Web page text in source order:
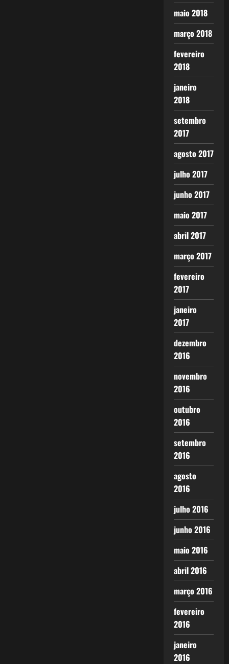
maio 2018
março 2018
fevereiro
2018
janeiro
2018
setembro
2017
agosto 2017
julho 2017
junho 2017
maio 2017
abril 2017
março 2017
fevereiro
2017
janeiro
2017
dezembro
2016
novembro
2016
outubro
2016
setembro
2016
agosto
2016
julho 2016
junho 2016
maio 2016
abril 2016
março 2016
fevereiro
2016
janeiro
2016